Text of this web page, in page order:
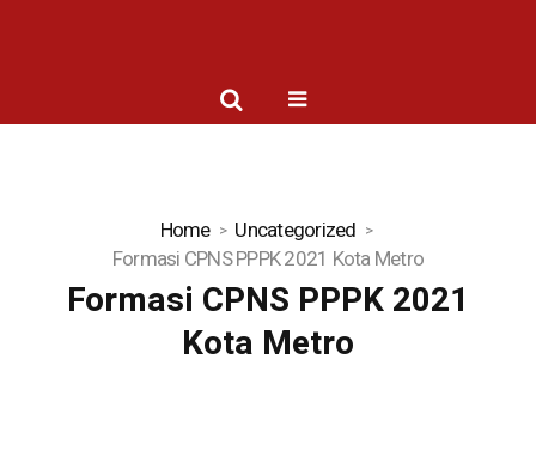
Home
Uncategorized
Formasi CPNS PPPK 2021 Kota Metro
Formasi CPNS PPPK 2021
Kota Metro